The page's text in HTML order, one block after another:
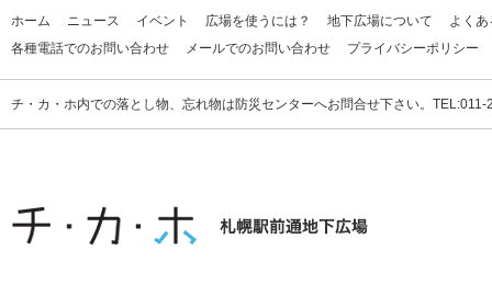
ホーム ニュース イベント 広場を使うには？ 地下広場について
よく
各種電話でのお問い合わせ
メールでのお問い合わせ プライバシーポリシー
チ・カ・ホ内での落とし物、忘れ物は防災センターへお問合せ下さい。